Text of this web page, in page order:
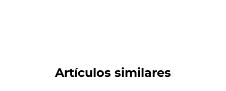
Artículos similares